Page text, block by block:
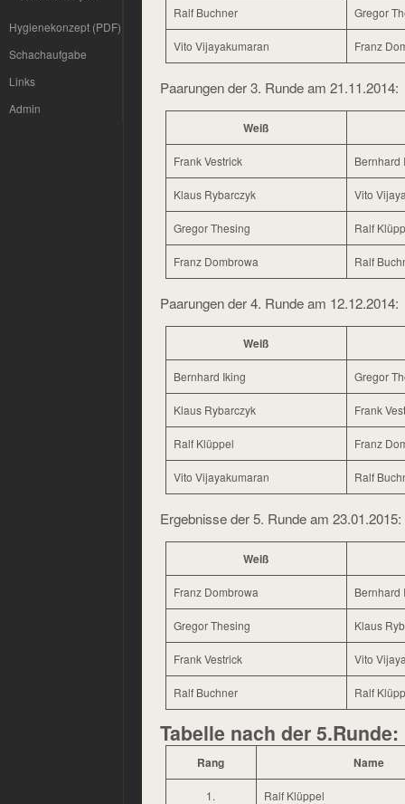
Hygienekonzept (PDF)
Schachaufgabe
Links
Admin
Ralf Buchner Gregor
Vito Vijayakumaran Franz
Paarungen der 3. Runde am 21.11.2014:
Weiß
Frank Vestrick Bernhard
Klaus Rybarczyk Vito
Gregor Thesing Ralf
Franz Dombrowa Ralf
Paarungen der 4. Runde am 12.12.2014:
Weiß
Bernhard Iking Gregor
Klaus Rybarczyk Frank
Ralf Klüppel Franz
Vito Vijayakumaran Ralf
Ergebnisse der 5. Runde am 23.01.2015:
Weiß
Franz Dombrowa Bernhard
Gregor Thesing Klaus
Frank Vestrick Vito
Ralf Buchner Ralf
Tabelle nach der 5.Runde:
Rang Name
1. Ralf Klüppel